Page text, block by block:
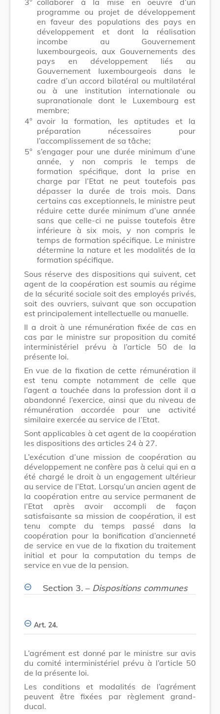
programme ou projet de développement
en faveur des populations des pays en
développement et dont la réalisation
incombe au Gouvernement
luxembourgeois, aux Gouvernements des
pays en développement liés au
Gouvernement luxembourgeois dans le
cadre d’un accord bilatéral ou multilatéral
ou à une institution internationale ou
supranationale dont le Luxembourg est
membre;
4° avoir la formation, les aptitudes et la
préparation nécessaires pour
l’accomplissement de sa tâche;
5° s’engager pour une durée minimum d’une
année, y non compris le temps de
formation spécifique, dont la prise en
charge par l’Etat ne peut toutefois pas
dépasser la durée de trois mois. Dans
certains cas exceptionnels, le ministre peut
réduire cette durée minimum d’une année
sans que celle-ci ne puisse toutefois être
inférieure à six mois, y non compris le
temps de formation spécifique. Le ministre
détermine la nature et les modalités de la
formation spécifique.
Sous réserve des dispositions qui suivent, cet
agent de la coopération est soumis au régime
de la sécurité sociale soit des employés privés,
soit des ouvriers, suivant que son occupation
est principalement intellectuelle ou manuelle.
Il a droit à une rémunération fixée de cas en
cas par le ministre sur proposition du comité
interministériel prévu à l’article 50 de la
présente loi.
En vue de la fixation de cette rémunération il
est tenu compte notamment de celle que
l’agent a touchée dans la profession dont il a
abandonné l’exercice, ainsi que du niveau de
rémunération accordée pour une activité
similaire exercée au service de l’Etat.
Sont applicables à cet agent de la coopération
les dispositions des articles 24 à 27.
L’exécution d’une mission de coopération au
développement ne confère pas à celui qui en a
été chargé le droit à un engagement ultérieur
au service de l’Etat. Lorsqu’un ancien agent de
la coopération entre au service permanent de
l’Etat après avoir accompli de façon
satisfaisante sa mission de coopération, il est
tenu compte du temps passé dans la
coopération pour la bonification d’ancienneté
de service en vue de la fixation du traitement
initial et pour la computation du temps de
service en vue de la pension.
Section 3. – Dispositions communes
Art. 24.
L’agrément est donné par le ministre sur avis
du comité interministériel prévu à l’article 50
de la présente loi.
Les conditions et modalités de l’agrément
peuvent être fixées par règlement grand-
ducal.